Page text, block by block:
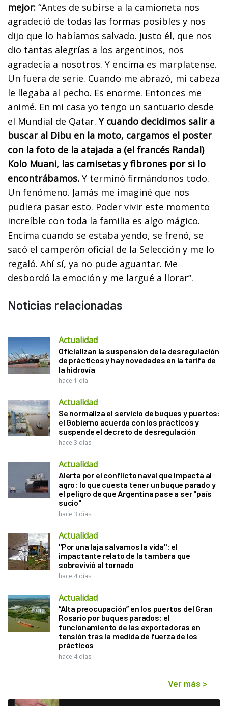
mejor: “Antes de subirse a la camioneta nos
agradeció de todas las formas posibles y nos
dijo que lo habíamos salvado. Justo él, que nos
dio tantas alegrías a los argentinos, nos
agradecía a nosotros. Y encima es marplatense.
Un fuera de serie. Cuando me abrazó, mi cabeza
le llegaba al pecho. Es enorme. Entonces me
animé. En mi casa yo tengo un santuario desde
el Mundial de Qatar.Y cuando decidimos salir a
buscar al Dibu en la moto, cargamos el poster
con la foto de la atajada a (el francés Randal)
Kolo Muani, las camisetas y fibrones por si lo
encontrábamos. Y terminó firmándonos todo.
Un fenómeno. Jamás me imaginé que nos
pudiera pasar esto. Poder vivir este momento
increíble con toda la familia es algo mágico.
Encima cuando se estaba yendo, se frenó, se
sacó el camperón oficial de la Selección y me lo
regaló. Ahí sí, ya no pude aguantar. Me
desbordó la emoción y me largué a llorar”.
Noticias relacionadas
Actualidad
Oficializan la suspensión de la desregulación
de prácticos y hay novedades en la tarifa de
la hidrovía
hace 1 día
Actualidad
Se normaliza el servicio de buques y puertos:
el Gobierno acuerda con los prácticos y
suspende el decreto de desregulación
hace 3 días
Actualidad
Alerta por el conflicto naval que impacta al
agro: lo que cuesta tener un buque parado y
el peligro de que Argentina pase a ser "país
sucio"
hace 3 días
Actualidad
"Por una laja salvamos la vida": el
impactante relato de la tambera que
sobrevivió al tornado
hace 4 días
Actualidad
“Alta preocupación” en los puertos del Gran
Rosario por buques parados: el
funcionamiento de las exportadoras en
tensión tras la medida de fuerza de los
prácticos
hace 4 días
Ver más >